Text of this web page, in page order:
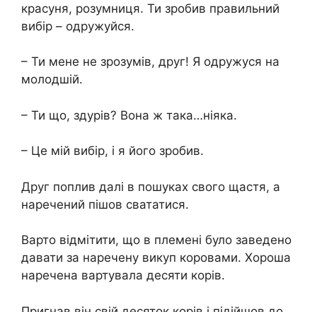
красуня, розумниця. Ти зробив правильний
вибір – одружуйся.
– Ти мене не зрозумів, друг! Я одружуся на
молодшій.
– Ти що, здурів? Вона ж така…ніяка.
– Це мій вибір, і я його зробив.
Друг поплив далі в пошуках свого щастя, а
наречений пішов свататися.
Варто відмітити, що в племені було заведено
давати за наречену викуп коровами. Хороша
наречена вартувала десяти корів.